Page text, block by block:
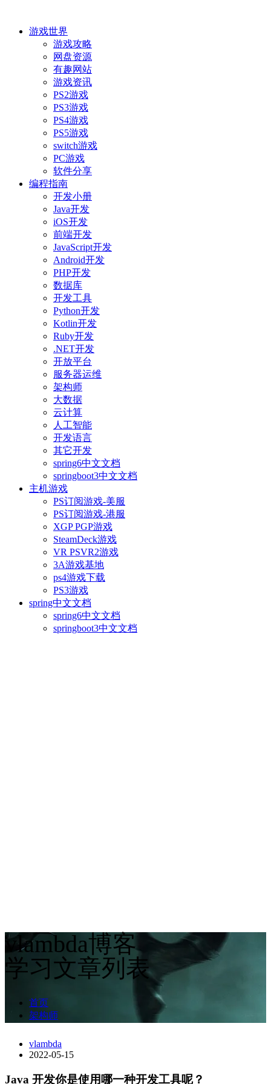
游戏世界
游戏攻略
网盘资源
有趣网站
游戏资讯
PS2游戏
PS3游戏
PS4游戏
PS5游戏
switch游戏
PC游戏
软件分享
编程指南
开发小册
Java开发
iOS开发
前端开发
JavaScript开发
Android开发
PHP开发
数据库
开发工具
Python开发
Kotlin开发
Ruby开发
.NET开发
开放平台
服务器运维
架构师
大数据
云计算
人工智能
开发语言
其它开发
spring6中文文档
springboot3中文文档
主机游戏
PS订阅游戏-美服
PS订阅游戏-港服
XGP PGP游戏
SteamDeck游戏
VR PSVR2游戏
3A游戏基地
ps4游戏下载
PS3游戏
spring中文文档
spring6中文文档
springboot3中文文档
vlambda博客
学习文章列表
首页
架构师
vlambda
2022-05-15
Java 开发你是使用哪一种开发工具呢？